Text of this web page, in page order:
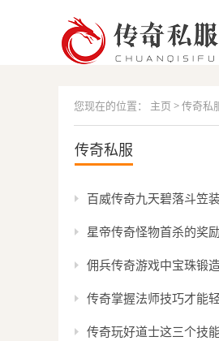
您现在的位置： 主页 >传奇私
传奇私服
百威传奇九天碧落斗笠
星帝传奇怪物首杀的奖
佣兵传奇游戏中宝珠锻
传奇掌握法师技巧才能
传奇玩好道士这三个技